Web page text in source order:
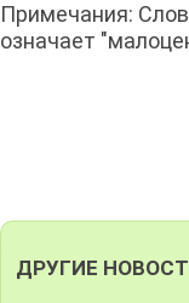
Примечания:
означает
ДРУГИЕ